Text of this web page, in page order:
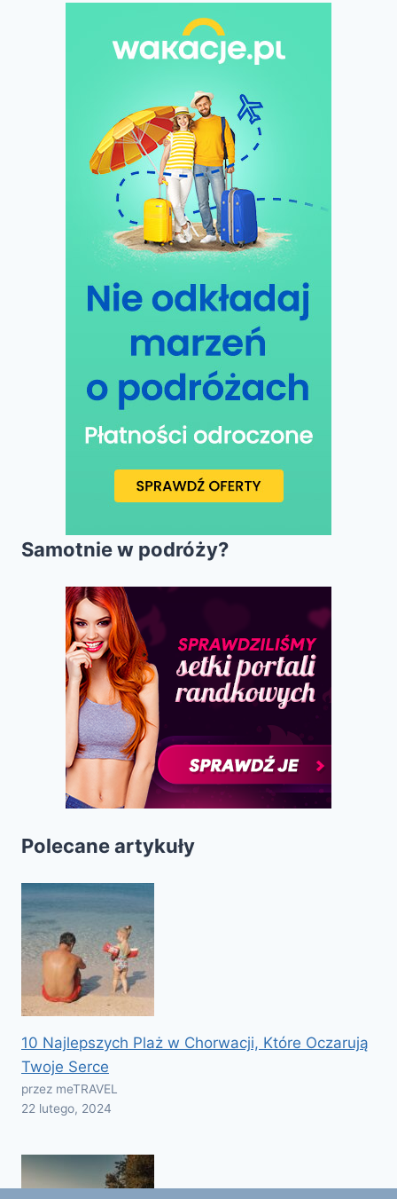
Samotnie w podróży?
Polecane artykuły
10 Najlepszych Plaż w Chorwacji, Które Oczarują
Twoje Serce
przez meTRAVEL
22 lutego, 2024